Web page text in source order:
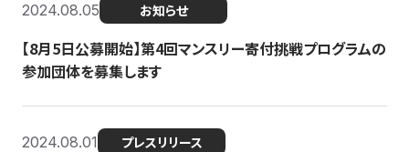
2024.08.05 お知らせ
【8月5日公募開始】第4回マンスリー寄付挑戦プログラムの
参加団体を募集します
2024.08.01 プレスリリース